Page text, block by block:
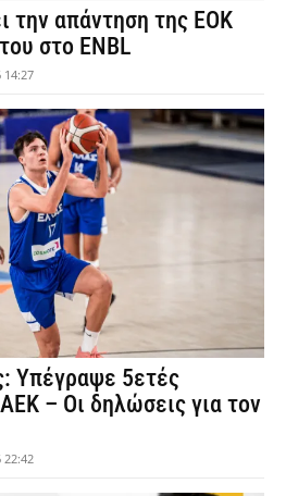
την απάντηση της ΕΟΚ
στο ENBL
14:27
Υπέγραψε 5ετές
– Οι δηλώσεις για τον
22:42